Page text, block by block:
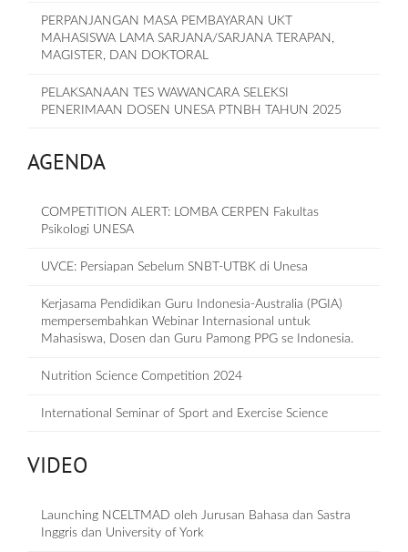
PERPANJANGAN MASA PEMBAYARAN UKT
MAHASISWA LAMA SARJANA/SARJANA TERAPAN,
MAGISTER, DAN DOKTORAL
PELAKSANAAN TES WAWANCARA SELEKSI
PENERIMAAN DOSEN UNESA PTNBH TAHUN 2025
AGENDA
COMPETITION ALERT: LOMBA CERPEN Fakultas
Psikologi UNESA
UVCE: Persiapan Sebelum SNBT-UTBK di Unesa
Kerjasama Pendidikan Guru Indonesia-Australia (PGIA)
mempersembahkan Webinar Internasional untuk
Mahasiswa, Dosen dan Guru Pamong PPG se Indonesia.
Nutrition Science Competition 2024
International Seminar of Sport and Exercise Science
VIDEO
Launching NCELTMAD oleh Jurusan Bahasa dan Sastra
Inggris dan University of York